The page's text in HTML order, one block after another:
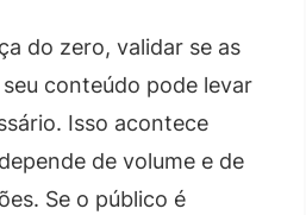
do zero, validar se as
conteúdo pode levar
Isso acontece
de volume e de
Se o público é